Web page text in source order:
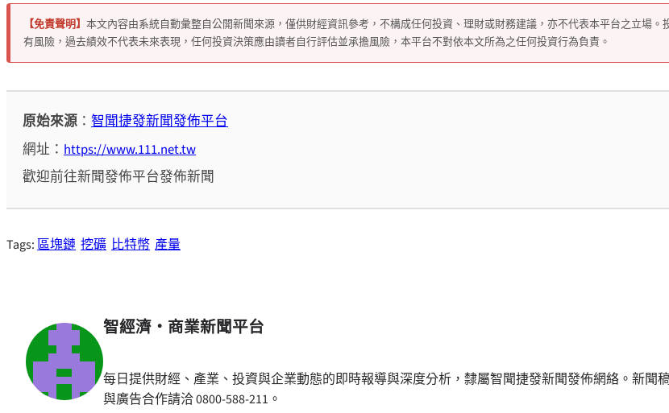
【免責聲明】 本文內容由系統自動彙整自公開新聞來源，僅供財經資訊參考，不構成任何投資、理財或財務建議，亦不代表本平台之立場。
有風險，過去績效不代表未來表現，任何投資決策應由讀者自行評估並承擔風險，本平台不對依本文所為之任何投資行為負責。
原始來源 ：智聞捷發新聞發佈平台
網址： https://www.111.net.tw
歡迎前往新聞發佈平台發佈新聞
Tags: 區塊鏈 挖礦 比特幣 產量
智經濟・商業新聞平台
每日提供財經、產業、投資與企業動態的即時報導與深度分析，隸屬智聞捷發新聞發佈網絡。新聞
與廣告合作請洽 0800-588-211。